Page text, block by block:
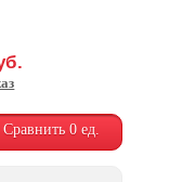
Сравнить 0ед.